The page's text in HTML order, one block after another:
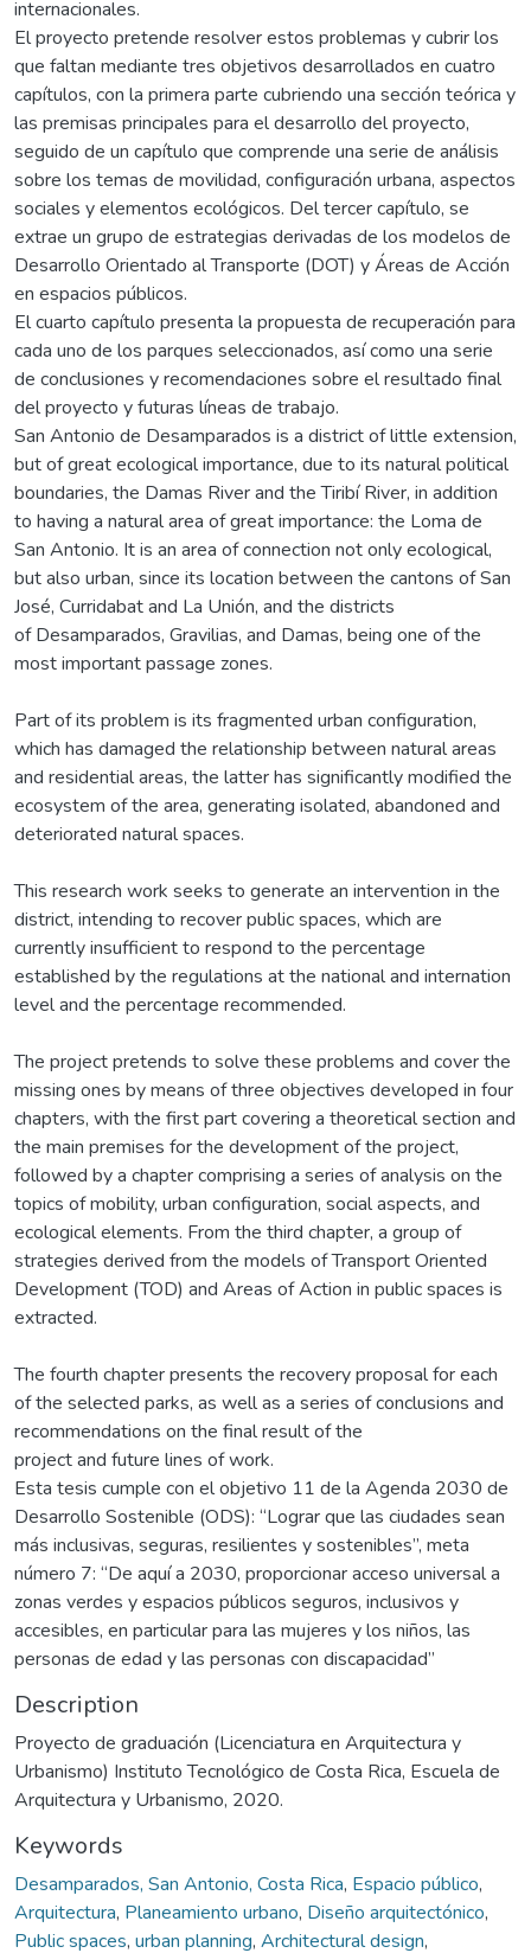
internacionales.
El proyecto pretende resolver estos problemas y cubrir los
que faltan mediante tres objetivos desarrollados en cuatro
capítulos, con la primera parte cubriendo una sección teórica y
las premisas principales para el desarrollo del proyecto,
seguido de un capítulo que comprende una serie de análisis
sobre los temas de movilidad, configuración urbana, aspectos
sociales y elementos ecológicos. Del tercer capítulo, se
extrae un grupo de estrategias derivadas de los modelos de
Desarrollo Orientado al Transporte (DOT) y Áreas de Acción
en espacios públicos.
El cuarto capítulo presenta la propuesta de recuperación para
cada uno de los parques seleccionados, así como una serie
de conclusiones y recomendaciones sobre el resultado final
del proyecto y futuras líneas de trabajo.
San Antonio de Desamparados is a district of little extension,
but of great ecological importance, due to its natural political
boundaries, the Damas River and the Tiribí River, in addition
to having a natural area of great importance: the Loma de
San Antonio. It is an area of connection not only ecological,
but also urban, since its location between the cantons of San
José, Curridabat and La Unión, and the districts
of Desamparados, Gravilias, and Damas, being one of the
most important passage zones.
Part of its problem is its fragmented urban configuration,
which has damaged the relationship between natural areas
and residential areas, the latter has significantly modified the
ecosystem of the area, generating isolated, abandoned and
deteriorated natural spaces.
This research work seeks to generate an intervention in the
district, intending to recover public spaces, which are
currently insufficient to respond to the percentage
established by the regulations at the national and internation
level and the percentage recommended.
The project pretends to solve these problems and cover the
missing ones by means of three objectives developed in four
chapters, with the first part covering a theoretical section and
the main premises for the development of the project,
followed by a chapter comprising a series of analysis on the
topics of mobility, urban configuration, social aspects, and
ecological elements. From the third chapter, a group of
strategies derived from the models of Transport Oriented
Development (TOD) and Areas of Action in public spaces is
extracted.
The fourth chapter presents the recovery proposal for each
of the selected parks, as well as a series of conclusions and
recommendations on the final result of the
project and future lines of work.
Esta tesis cumple con el objetivo 11 de la Agenda 2030 de
Desarrollo Sostenible (ODS): “Lograr que las ciudades sean
más inclusivas, seguras, resilientes y sostenibles”, meta
número 7: “De aquí a 2030, proporcionar acceso universal a
zonas verdes y espacios públicos seguros, inclusivos y
accesibles, en particular para las mujeres y los niños, las
personas de edad y las personas con discapacidad”
Description
Proyecto de graduación (Licenciatura en Arquitectura y
Urbanismo) Instituto Tecnológico de Costa Rica, Escuela de
Arquitectura y Urbanismo, 2020.
Keywords
Desamparados, San Antonio, Costa Rica, Espacio público,
Arquitectura, Planeamiento urbano, Diseño arquitectónico,
Public spaces, urban planning, Architectural design,